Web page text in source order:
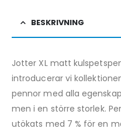
BESKRIVNING
Jotter XL matt
introducerar vi
pennor med alla
men i en större storlek.
utökats med 7 % för en